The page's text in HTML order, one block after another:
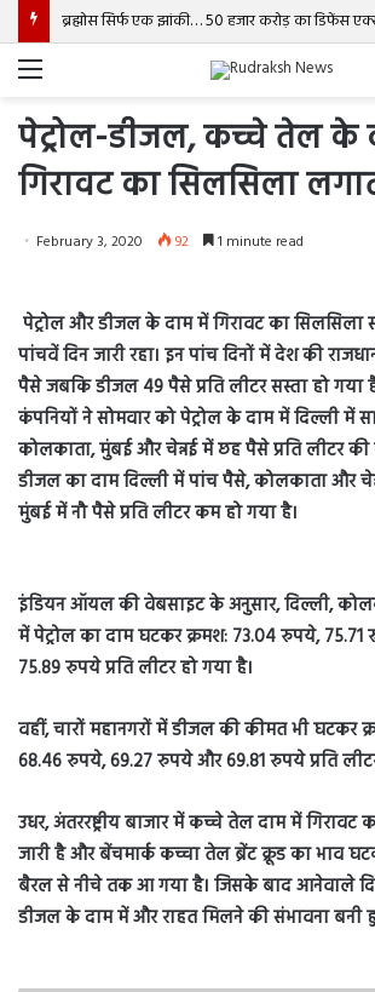
ब्रह्मोस सिर्फ एक झांकी… 50 हजार करोड़ का डिफेंस
Menu
पेट्रोल-डीजल, कच्चे तेल के
गिरावट का सिलसिला
February 3, 2020 92 1 minute read
पेट्रोल और डीजल के दाम में गिरावट का सिलसिला
पांचवें दिन जारी रहा। इन पांच दिनों में देश की
पैसे जबकि डीजल 49 पैसे प्रति लीटर सस्ता हो गया
कंपनियों ने सोमवार को पेट्रोल के दाम में दिल्ली में
कोलकाता, मुंबई और चेन्नई में छह पैसे प्रति लीटर की
डीजल का दाम दिल्ली में पांच पैसे, कोलकाता और
मुंबई में नौ पैसे प्रति लीटर कम हो गया है।
इंडियन ऑयल की वेबसाइट के अनुसार, दिल्ली,
में पेट्रोल का दाम घटकर क्रमश: 73.04 रुपये,
75.89 रुपये प्रति लीटर हो गया है।
वहीं, चारों महानगरों में डीजल की कीमत भी घटकर
68.46 रुपये, 69.27 रुपये और 69.81 रुपये प्रति
उधर, अंतररष्ट्रीय बाजार में कच्चे तेल दाम में गिरावट
जारी है और बेंचमार्क कच्चा तेल ब्रेंट क्रूड का भाव
बैरल से नीचे तक आ गया है। जिसके बाद आनेवाले
डीजल के दाम में और राहत मिलने की संभावना बनी